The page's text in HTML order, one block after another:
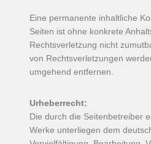
Eine permanente inhaltliche
Seiten ist ohne konkrete
Rechtsverletzung nicht
von Rechtsverletzungen
umgehend entfernen.
Urheberrecht:
Die durch die Seitenbetreiber
Werke unterliegen dem